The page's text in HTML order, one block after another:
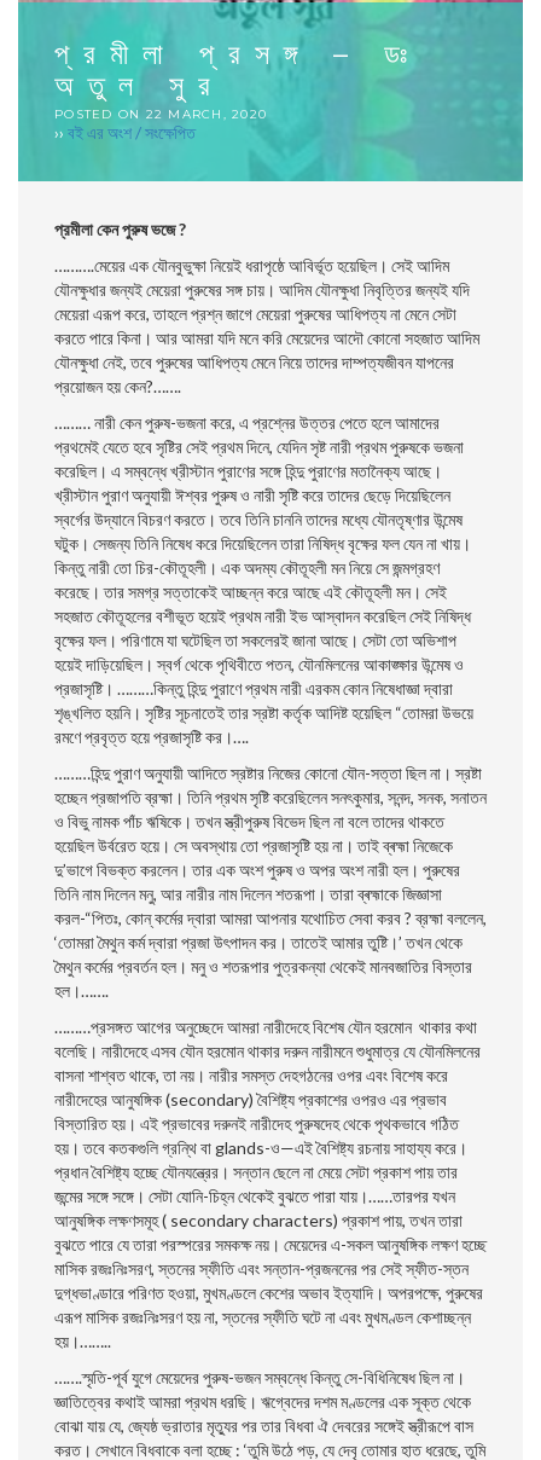
প্রমীলা প্রসঙ্গ – ডঃ
অতুল সুর
POSTED ON 22 MARCH, 2020
›› বই এর অংশ / সংক্ষেপিত
প্রমীলা কেন পুরুষ ভজে ?
……….মেয়ের এক যৌনবুভুক্ষা নিয়েই ধরাপৃষ্ঠে আবির্ভূত হয়েছিল। সেই আদিম
যৌনক্ষুধার জন্যই মেয়েরা পুরুষের সঙ্গ চায়। আদিম যৌনক্ষুধা নিবৃত্তির জন্যই যদি
মেয়েরা এরূপ করে, তাহলে প্রশ্ন জাগে মেয়েরা পুরুষের আধিপত্য না মেনে সেটা
করতে পারে কিনা। আর আমরা যদি মনে করি মেয়েদের আদৌ কোনো সহজাত আদিম
যৌনক্ষুধা নেই, তবে পুরুষের আধিপত্য মেনে নিয়ে তাদের দাম্পত্যজীবন যাপনের
প্রয়ােজন হয় কেন?…….
……… নারী কেন পুরুষ-ভজনা করে, এ প্রশ্নের উত্তর পেতে হলে আমাদের
প্রথমেই যেতে হবে সৃষ্টির সেই প্রথম দিনে, যেদিন সৃষ্ট নারী প্রথম পুরুষকে ভজনা
করেছিল। এ সম্বন্ধে খ্রীস্টান পুরাণের সঙ্গে হিন্দু পুরাণের মতানৈক্য আছে।
খ্রীস্টান পুরাণ অনুযায়ী ঈশ্বর পুরুষ ও নারী সৃষ্টি করে তাদের ছেড়ে দিয়েছিলেন
স্বর্গের উদ্যানে বিচরণ করতে। তবে তিনি চাননি তাদের মধ্যে যৌনতৃষ্ণার উন্মেষ
ঘটুক। সেজন্য তিনি নিষেধ করে দিয়েছিলেন তারা নিষিদ্ধ বৃক্ষের ফল যেন না খায়।
কিন্তু নারী তাে চির-কৌতূহলী। এক অদম্য কৌতূহলী মন নিয়ে সে জন্মগ্রহণ
করেছে। তার সমগ্র সত্তাকেই আচ্ছন্ন করে আছে এই কৌতূহলী মন। সেই
সহজাত কৌতূহলের বশীভূত হয়েই প্রথম নারী ইভ আস্বাদন করেছিল সেই নিষিদ্ধ
বৃক্ষের ফল। পরিণামে যা ঘটেছিল তা সকলেরই জানা আছে। সেটা তাে অভিশাপ
হয়েই দাড়িয়েছিল। স্বর্গ থেকে পৃথিবীতে পতন, যৌনমিলনের আকাঙ্ক্ষার উন্মেষ ও
প্রজাসৃষ্টি। ………কিন্তু হিন্দু পুরাণে প্রথম নারী এরকম কোন নিষেধাজ্ঞা দ্বারা
শৃঙ্খলিত হয়নি। সৃষ্টির সূচনাতেই তার স্রষ্টা কর্তৃক আদিষ্ট হয়েছিল “তােমরা উভয়ে
রমণে প্রবৃত্ত হয়ে প্রজাসৃষ্টি কর।….
………হিন্দু পুরাণ অনুযায়ী আদিতে স্রষ্টার নিজের কোনাে যৌন-সত্তা ছিল না। স্রষ্টা
হচ্ছেন প্রজাপতি ব্রহ্মা। তিনি প্রথম সৃষ্টি করেছিলেন সনৎকুমার, সনন্দ, সনক, সনাতন
ও বিভু নামক পাঁচ ঋষিকে। তখন স্ত্রীপুরুষ বিভেদ ছিল না বলে তাদের থাকতে
হয়েছিল উর্বরেত হয়ে। সে অবস্থায় তাে প্রজাসৃষ্টি হয় না। তাই ব্ৰহ্মা নিজেকে
দু’ভাগে বিভক্ত করলেন। তার এক অংশ পুরুষ ও অপর অংশ নারী হল। পুরুষের
তিনি নাম দিলেন মনু, আর নারীর নাম দিলেন শতরূপা। তারা ব্ৰহ্মাকে জিজ্ঞাসা
করল-“পিতঃ, কোন্ কর্মের দ্বারা আমরা আপনার যথােচিত সেবা করব ? ব্রহ্মা বললেন,
‘তােমরা মৈথুন কর্ম দ্বারা প্রজা উৎপাদন কর। তাতেই আমার তুষ্টি।’ তখন থেকে
মৈথুন কর্মের প্রবর্তন হল। মনু ও শতরূপার পুত্রকন্যা থেকেই মানবজাতির বিস্তার
হল।…….
………প্রসঙ্গত আগের অনুচ্ছেদে আমরা নারীদেহে বিশেষ যৌন হরমােন থাকার কথা
বলেছি। নারীদেহে এসব যৌন হরমােন থাকার দরুন নারীমনে শুধুমাত্র যে যৌনমিলনের
বাসনা শাশ্বত থাকে, তা নয়। নারীর সমস্ত দেহগঠনের ওপর এবং বিশেষ করে
নারীদেহের আনুষঙ্গিক (secondary) বৈশিষ্ট্য প্রকাশের ওপরও এর প্রভাব
বিস্তারিত হয়। এই প্রভাবের দরুনই নারীদেহ পুরুষদেহ থেকে পৃথকভাবে গঠিত
হয়। তবে কতকগুলি গ্রন্থি বা glands-ও—এই বৈশিষ্ট্য রচনায় সাহায্য করে।
প্রধান বৈশিষ্ট্য হচ্ছে যৌনযন্ত্রের। সন্তান ছেলে না মেয়ে সেটা প্রকাশ পায় তার
জন্মের সঙ্গে সঙ্গে। সেটা যােনি-চিহ্ন থেকেই বুঝতে পারা যায়।……তারপর যখন
আনুষঙ্গিক লক্ষণসমূহ ( secondary characters) প্রকাশ পায়, তখন তারা
বুঝতে পারে যে তারা পরস্পরের সমকক্ষ নয়। মেয়েদের এ-সকল আনুষঙ্গিক লক্ষণ হচ্ছে
মাসিক রজঃনিঃসরণ, স্তনের স্ফীতি এবং সন্তান-প্রজননের পর সেই স্ফীত-স্তন
দুগ্ধভাণ্ডারে পরিণত হওয়া, মুখমণ্ডলে কেশের অভাব ইত্যাদি। অপরপক্ষে, পুরুষের
এরূপ মাসিক রজঃনিঃসরণ হয় না, স্তনের স্ফীতি ঘটে না এবং মুখমণ্ডল কেশাচ্ছন্ন
হয়।……..
…….স্মৃতি-পূর্ব যুগে মেয়েদের পুরুষ-ভজন সম্বন্ধে কিন্তু সে-বিধিনিষেধ ছিল না।
জ্ঞাতিত্বের কথাই আমরা প্রথম ধরছি। ঋগ্বেদের দশম মণ্ডলের এক সূক্ত থেকে
বােঝা যায় যে, জ্যেষ্ঠ ভ্রাতার মৃত্যুর পর তার বিধবা ঐ দেবরের সঙ্গেই স্ত্রীরূপে বাস
করত। সেখানে বিধবাকে বলা হচ্ছে : ‘তুমি উঠে পড়, যে দেবৃ তােমার হাত ধরেছে, তুমি